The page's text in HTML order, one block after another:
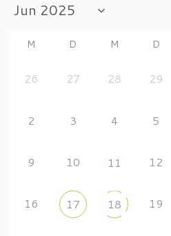
M D M D
26 27 28 29
2 3 4 5
9 10 11 12
16 17 18 19